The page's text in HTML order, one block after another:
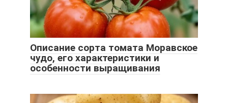
Описание сорта томата Моравское
чудо, его характеристики и
особенности выращивания